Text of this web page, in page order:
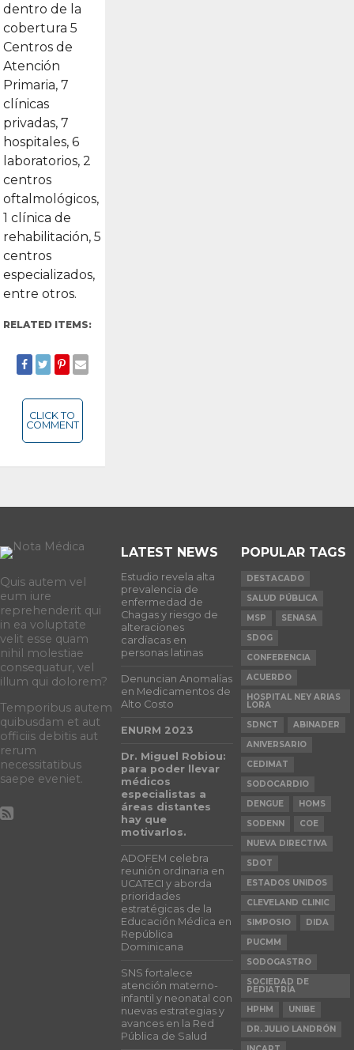
dentro de la
cobertura 5
Centros de
Atención
Primaria, 7
clínicas
privadas, 7
hospitales, 6
laboratorios, 2
centros
oftalmológicos,
1 clínica de
rehabilitación, 5
centros
especializados,
entre otros.
RELATED ITEMS:
CLICK TO
COMMENT
Quis autem vel
eum iure
reprehenderit qui
in ea voluptate
velit esse quam
nihil molestiae
consequatur, vel
illum qui dolorem?
Temporibus autem
quibusdam et aut
officiis debitis aut
rerum
necessitatibus
saepe eveniet.
LATEST NEWS
Estudio revela alta
prevalencia de
enfermedad de
Chagas y riesgo de
alteraciones
cardíacas en
personas latinas
Denuncian Anomalías
en Medicamentos de
Alto Costo
ENURM 2023
Dr. Miguel Robiou:
para poder llevar
médicos
especialistas a
áreas distantes
hay que
motivarlos.
ADOFEM celebra
reunión ordinaria en
UCATECI y aborda
prioridades
estratégicas de la
Educación Médica en
República
Dominicana
SNS fortalece
atención materno-
infantil y neonatal con
nuevas estrategias y
avances en la Red
Pública de Salud
POPULAR TAGS
DESTACADO
SALUD PÚBLICA
MSP
SENASA
SDOG
CONFERENCIA
ACUERDO
HOSPITAL NEY ARIAS
LORA
SDNCT
ABINADER
ANIVERSARIO
CEDIMAT
SODOCARDIO
DENGUE
HOMS
SODENN
COE
NUEVA DIRECTIVA
SDOT
ESTADOS UNIDOS
CLEVELAND CLINIC
SIMPOSIO
DIDA
PUCMM
SODOGASTRO
SOCIEDAD DE
PEDIATRÍA
HPHM
UNIBE
DR. JULIO LANDRÓN